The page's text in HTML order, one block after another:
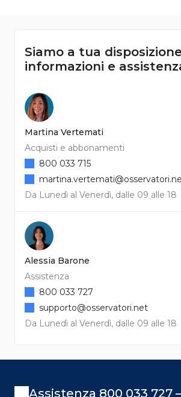
Siamo a tua
informazioni e
Martina Vertemati
Acquisti e abbonamenti
Da Lunedì al Venerdì, dalle 09 alle 18
800 033 715
Alessia Barone
Assistenza
Da Lunedì al Venerdì, dalle 09 alle 18
800 033 727
supporto@osservatori.net
Assistenza 800 033 727 –